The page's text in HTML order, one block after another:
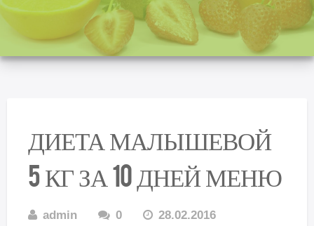
ДИЕТА МАЛЫШЕВОЙ
5 КГ ЗА 10 ДНЕЙ МЕНЮ
admin 0
28.02.2016